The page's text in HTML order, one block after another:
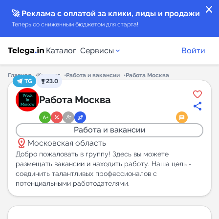
close
🚀 Реклама с оплатой за клики, лиды и продажи
Теперь со сниженным бюджетом для старта!
Каталог Сервисы
Каталог каналов
Каталог ботов
Горящие предложения
Индекс читаемости каналов в Telegram
Войти
Главная Каталог Работа и вакансии
Работа Москва
TG
23.0
Работа Москва
Работа и вакансии
distance Московская область
Добро пожаловать в группу! Здесь вы можете
размещать вакансии и находить работу. Наша цель -
соединить талантливых профессионалов с
потенциальными работодателями.